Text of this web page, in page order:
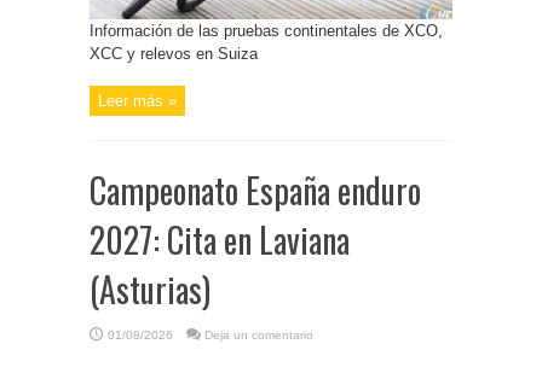
Información de las pruebas continentales de XCO,
XCC y relevos en Suiza
Leer más »
Campeonato España enduro
2027: Cita en Laviana
(Asturias)
01/08/2026 Deja un comentario